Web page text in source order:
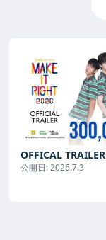
OFFICAL TRAILER
公開日:2026.7.3